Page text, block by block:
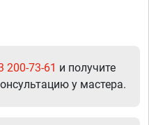
200-73-61 и получите
у мастера.